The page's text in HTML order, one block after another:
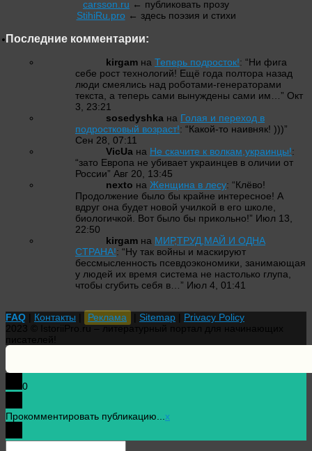
carsson.ru ← публиковать прозу
StihiRu.pro ← здесь поэзия и стихи
Последние комментарии:
kirgam на Теперь подросток!: “Ни фига
себе рост технологий! Ещё года полтора назад
люди смеялись над роботами-генераторами
текста, а теперь сами вынуждены сами им…” Окт
3, 23:21
sosedyshka на Голая и переход в
подростковый возраст!: “Какой-то наивняк! )))”
Сен 28, 07:11
VicUa на Не скачите к волкам,украинцы!:
“зато Европа не убивает украинцев в оличии от
России” Авг 20, 13:45
nexto на Женщина в лесу: “Клёво!
Продолжение было бы крайне интересное! А
вдруг она будет новой училкой в его школе,
биологичкой. Вот было бы прикольно!” Июл 13,
22:50
kirgam на МИР,ТРУД,МАЙ И ОДНА
СТРАНА!: “Ну так войны и маскируют
бессмысленность псевдоэкономики, занимающая
у людей их время система не настолько глупа,
чтобы сгубить себя в…” Июл 4, 01:41
FAQ Контакты Реклама Sitemap
Privacy Policy
2023 © IstoriiPro.ru – литературный портал для начинающих
0
Прокомментировать публикацию...x